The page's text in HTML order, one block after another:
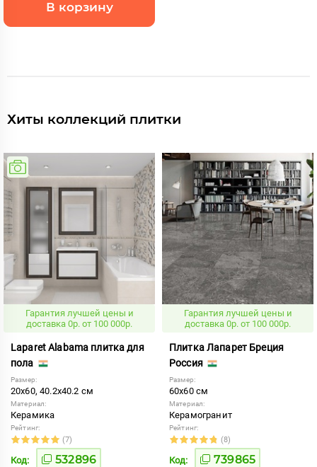
В корзину
Хиты коллекций плитки
Гарантия лучшей цены и
доставка 0р. от 100 000р.
Laparet Alabama плитка для
пола
Размер:
20x60, 40.2x40.2 см
Материал:
Керамика
Рейтинг:
(7)
Код: 532896
Гарантия лучшей цены и
доставка 0р. от 100 000р.
Плитка Лапарет Бреция
Россия
Размер:
60x60 см
Материал:
Керамогранит
Рейтинг:
(8)
Код: 739865